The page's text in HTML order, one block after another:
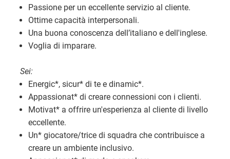
Passione per un eccellente servizio al cliente.
Ottime capacità interpersonali.
Una buona conoscenza dell’italiano e dell'inglese.
Voglia di imparare.
Sei:
Energic*, sicur* di te e dinamic*.
Appassionat* di creare connessioni con i clienti.
Motivat* a offrire un'esperienza al cliente di livello
eccellente.
Un* giocatore/trice di squadra che contribuisce a
creare un ambiente inclusivo.